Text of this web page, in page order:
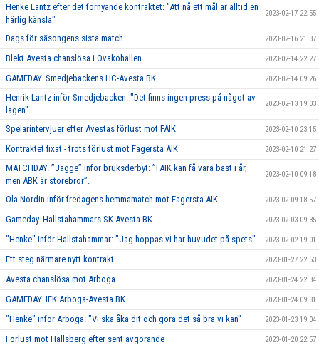
Henke Lantz efter det förnyande kontraktet: "Att nå ett mål är alltid en
härlig känsla"
2023-02-17 22:55
Dags för säsongens sista match 2023-02-16 21:37
Blekt Avesta chanslösa i Ovakohallen 2023-02-14 22:27
GAMEDAY. Smedjebackens HC-Avesta BK 2023-02-14 09:26
Henrik Lantz inför Smedjebacken: "Det finns ingen press på något av
lagen"
2023-02-13 19:03
Spelarintervjuer efter Avestas förlust mot FAIK 2023-02-10 23:15
Kontraktet fixat - trots förlust mot Fagersta AIK 2023-02-10 21:27
MATCHDAY. ”Jagge” inför bruksderbyt: ”FAIK kan få vara bäst i år,
men ABK är storebror”.
2023-02-10 09:18
Ola Nordin inför fredagens hemmamatch mot Fagersta AIK 2023-02-09 18:57
Gameday. Hallstahammars SK-Avesta BK 2023-02-03 09:35
"Henke" inför Hallstahammar: "Jag hoppas vi har huvudet på spets" 2023-02-02 19:01
Ett steg närmare nytt kontrakt 2023-01-27 22:53
Avesta chanslösa mot Arboga 2023-01-24 22:34
GAMEDAY. IFK Arboga-Avesta BK 2023-01-24 09:31
"Henke" inför Arboga: "Vi ska åka dit och göra det så bra vi kan" 2023-01-23 19:04
Förlust mot Hallsberg efter sent avgörande 2023-01-20 22:57